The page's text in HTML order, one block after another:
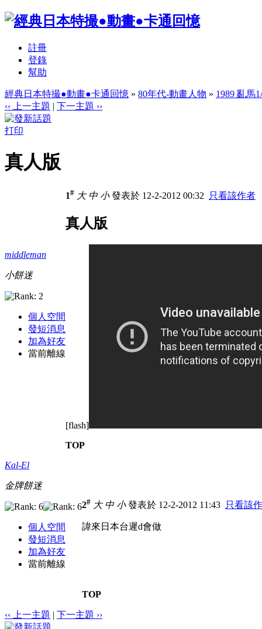
註冊
登錄
幫助
經典日本特撮●動畫●卡通回憶 » 80年代-動畫人物 » 1989 亂馬
‹‹ 上一主題 | 下一主題 ››
打印
真人版
middleman
小餅迷
個人空間
發短消息
加為好友
當前離線
1# 大 中 小發表於 12-2-2012 00:32 只看該作者
真人版
[flash]
TOP
Kal-El
金牌餅迷
個人空間
發短消息
加為好友
當前離線
2# 大 中 小發表於 12-2-2012 11:43 只看該
諱來日本台遲d會做
TOP
‹‹ 上一主題 | 下一主題 ››